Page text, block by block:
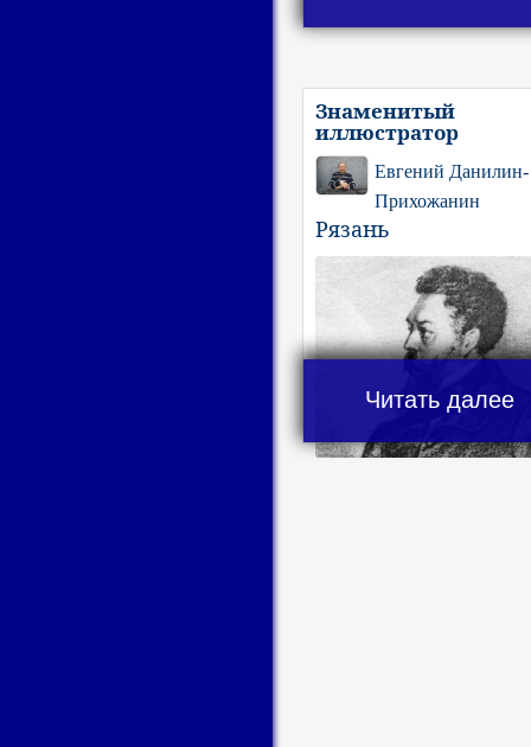
Знаменитый
иллюстратор
Евгений Данилин-
Прихожанин
Рязань
Читать далее